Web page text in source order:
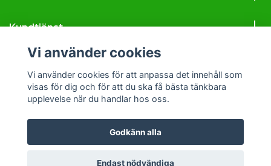
Kundtjänst
Sociala medier
© 2026 Svava Tobak
Vi använder cookies
Vi använder cookies för att anpassa det innehåll som
visas för dig och för att du ska få bästa tänkbara
upplevelse när du handlar hos oss.
Godkänn alla
Endast nödvändiga